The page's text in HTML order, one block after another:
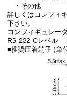
・その他
詳しくはコンフィ
下さい。
コンフィギュレー
RS-232-Cレベル
■推奨圧着端子 (単